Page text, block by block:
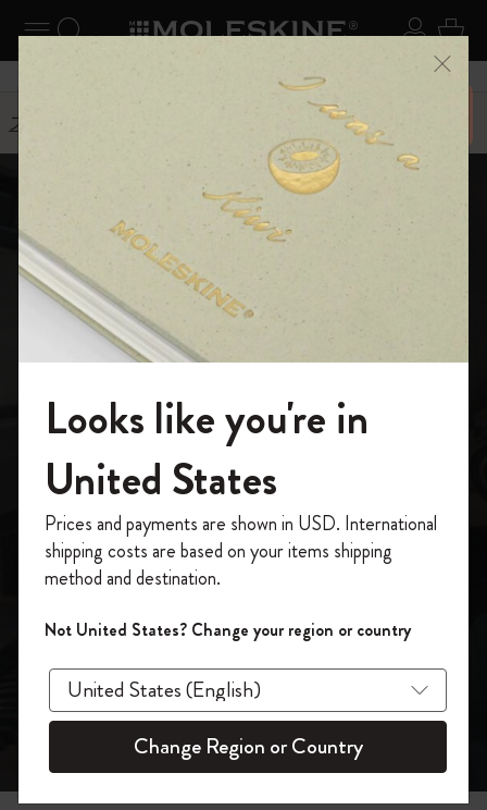
ナビゲーションの切替 ログ
検索 (キーワードなど) カ
6,500円以上のご購入で送料無料 メニ
ーを閉じる
ストーリー
Moleskine Presents:
X Ambassadors
モレスキンの世界へようこそ
「WELCOME10」を入力すると、初回注
文が10%オフ＋送料無料になります。セ
ール・アウトレット品は適用外。
Moleskineアカウントを作成して限定オフ
ァーや会員特典、さらに多くのインスピ
レーションを手に入れましょう。
今すぐ会員登録 !
Looks like you're in
United States
Prices and payments are shown in USD. International
shipping costs are based on your items shipping
method and destination.
Not United States? Change your region or country
Change Region or Country